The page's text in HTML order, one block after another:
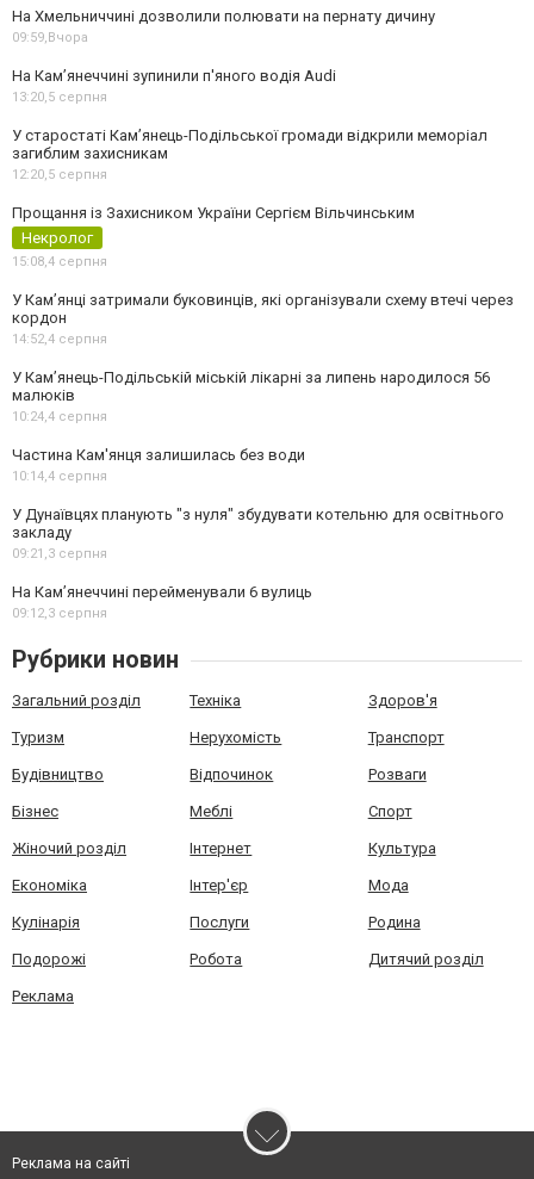
На Хмельниччині дозволили полювати на пернату дичину
09:59,Вчора
На Камʼянеччині зупинили п'яного водія Audi
13:20,5 серпня
У старостаті Кам’янець-Подільської громади відкрили меморіал
загиблим захисникам
12:20,5 серпня
Прощання із Захисником України Сергієм Вільчинським
Некролог
15:08,4 серпня
У Кам’янці затримали буковинців, які організували схему втечі через
кордон
14:52,4 серпня
У Кам’янець-Подільській міській лікарні за липень народилося 56
малюків
10:24,4 серпня
Частина Кам'янця залишилась без води
10:14,4 серпня
У Дунаївцях планують "з нуля" збудувати котельню для освітнього
закладу
09:21,3 серпня
На Камʼянеччині перейменували 6 вулиць
09:12,3 серпня
Рубрики новин
Загальний розділ Техніка Здоров'я
Туризм Нерухомість Транспорт
Будівництво Відпочинок Розваги
Бізнес Меблі Спорт
Жіночий розділ Інтернет Культура
Економіка Інтер'єр Мода
Кулінарія Послуги Родина
Подорожі Робота Дитячий розділ
Реклама
Реклама на сайті